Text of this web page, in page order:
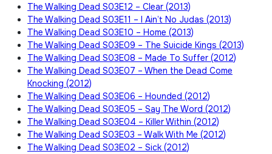
The Walking Dead S03E12 – Clear (2013)
The Walking Dead S03E11 – I Ain’t No Judas (2013)
The Walking Dead S03E10 – Home (2013)
The Walking Dead S03E09 – The Suicide Kings (2013)
The Walking Dead S03E08 – Made To Suffer (2012)
The Walking Dead S03E07 – When the Dead Come
Knocking (2012)
The Walking Dead S03E06 – Hounded (2012)
The Walking Dead S03E05 – Say The Word (2012)
The Walking Dead S03E04 – Killer Within (2012)
The Walking Dead S03E03 – Walk With Me (2012)
The Walking Dead S03E02 – Sick (2012)